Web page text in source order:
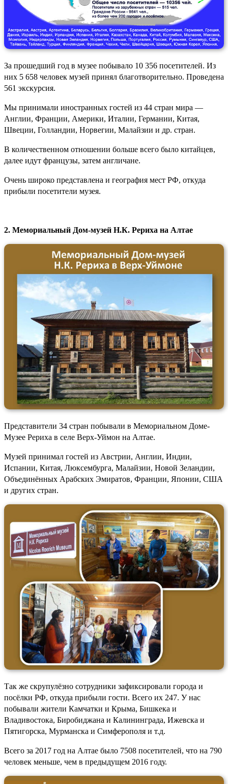
За прошедший год в музее побывало 10 356 посетителей. Из
них 5 658 человек музей принял благотворительно. Проведена
561 экскурсия.
Мы принимали иностранных гостей из 44 стран мира —
Англии, Франции, Америки, Италии, Германии, Китая,
Швеции, Голландии, Норвегии, Малайзии и др. стран.
В количественном отношении больше всего было китайцев,
далее идут французы, затем англичане.
Очень широко представлена и география мест РФ, откуда
прибыли посетители музея.
2. Мемориальный Дом-музей Н.К. Рериха на Алтае
Представители 34 стран побывали в Мемориальном Доме-
Музее Рериха в селе Верх-Уймон на Алтае.
Музей принимал гостей из Австрии, Англии, Индии,
Испании, Китая, Люксембурга, Малайзии, Новой Зеландии,
Объединённых Арабских Эмиратов, Франции, Японии, США
и других стран.
Так же скрупулёзно сотрудники зафиксировали города и
посёлки РФ, откуда прибыли гости. Всего их 247. У нас
побывали жители Камчатки и Крыма, Бишкека и
Владивостока, Биробиджана и Калининграда, Ижевска и
Пятигорска, Мурманска и Симферополя и т.д.
Всего за 2017 год на Алтае было 7508 посетителей, что на 790
человек меньше, чем в предыдущем 2016 году.